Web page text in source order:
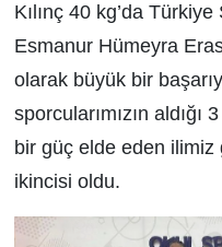
Kılınç 40 kg’da
Esmanur Hümeyra
olarak büyük bir
sporcularımızın
bir güç elde eden
ikincisi oldu.